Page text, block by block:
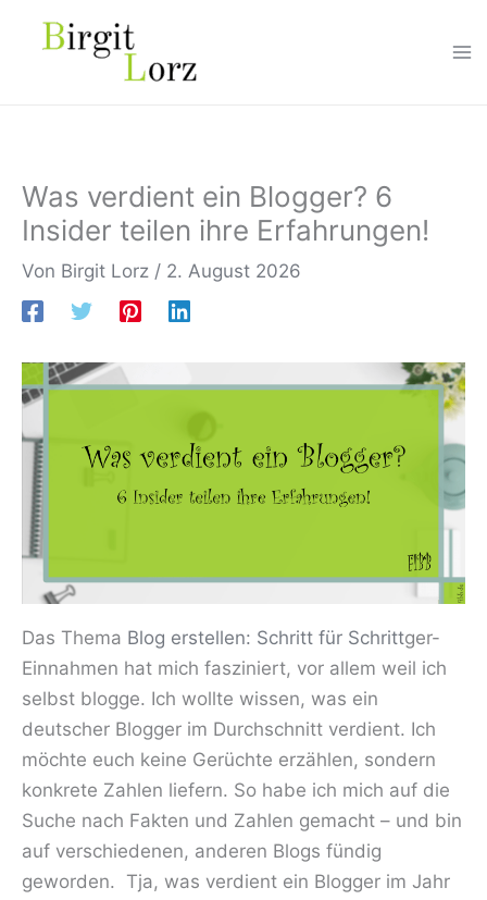
Inhalt
Was verdient ein Blogger? 6
Insider teilen ihre Erfahrungen!
Von Birgit Lorz / 2. August 2026
Das Thema Blog erstellen: Schritt für Schrittger-
Einnahmen hat mich fasziniert, vor allem weil ich
selbst blogge. Ich wollte wissen, was ein
deutscher Blogger im Durchschnitt verdient. Ich
möchte euch keine Gerüchte erzählen, sondern
konkrete Zahlen liefern. So habe ich mich auf die
Suche nach Fakten und Zahlen gemacht – und bin
auf verschiedenen, anderen Blogs fündig
geworden. Tja, was verdient ein Blogger im Jahr